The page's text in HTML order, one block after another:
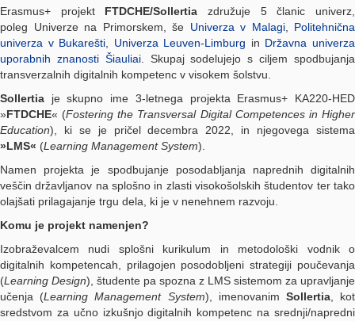
Erasmus+ projekt FTDCHE/Sollertia združuje 5 članic univerz,
poleg Univerze na Primorskem, še Univerza v Malagi, Politehnična
univerza v Bukarešti
Univerza Leuven-Limburg in Državna univerza
uporabnih znanosti Šiauliai. Skupaj sodelujejo s ciljem spodbujanja
transverzalnih digitalnih kompetenc v visokem šolstvu.
Sollertia je skupno ime 3-letnega projekta Erasmus+ KA220-HED
»FTDCHE« (Fostering the Transversal Digital Competences in Higher
Education), ki se je pričel decembra 2022, in njegovega sistema
»LMS« (Learning Management System).
Namen projekta je spodbujanje posodabljanja naprednih digitalnih
veščin državljanov na splošno in zlasti visokošolskih študentov ter tako
olajšati prilagajanje trgu dela, ki je v nenehnem razvoju.
Komu je projekt namenjen?
Izobraževalcem nudi splošni kurikulum in metodološki vodnik o
digitalnih kompetencah, prilagojen posodobljeni strategiji poučevanja
(Learning Design), študente pa spozna z LMS sistemom za upravljanje
učenja (Learning Management System), imenovanim Sollertia, kot
sredstvom za učno izkušnjo digitalnih kompetenc na srednji/napredni